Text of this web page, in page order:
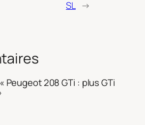
SL →
Peugeot 208 GTi : plus GTi